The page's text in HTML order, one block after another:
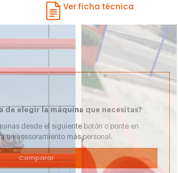
Ver ficha técnica
de elegir la máquina que necesitas?
desde el siguiente botón o ponte en
un asesoramiento más personal.
Comparar